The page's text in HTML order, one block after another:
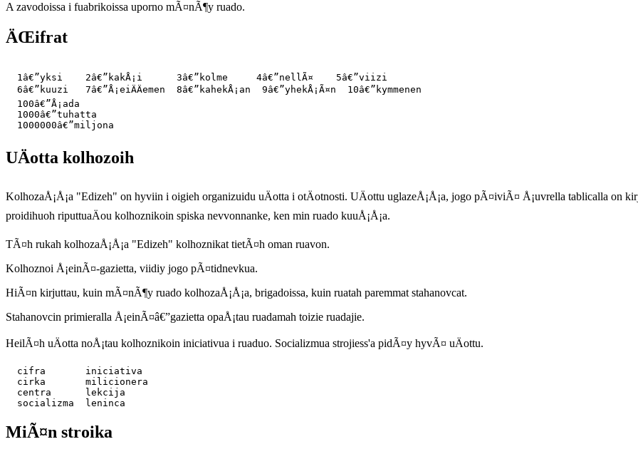
A zavodoissa i fuabrikoissa uporno mÃ¤nÃ¶y ruado.
ÄŒifrat
  1â€”yksi    2â€”kakÅ¡i      3â€”kolme     4â€”nellÃ¤    5â€”viizi
  6â€”kuuzi   7â€”Å¡eiÄÄemen  8â€”kahekÅ¡an  9â€”yhekÅ¡Ã¤n  10â€”kymmenen
  100â€”Å¡ada
  1000â€”tuhatta
UÄotta kolhozoih
KolhozaÅ¡Å¡a "Edizeh" on hyviin i oigieh organizuidu uÄotta i otÄotnosti. UÄottu uglazeÅ¡Å¡a, jogo pÃ¤iviÃ¤ Å¡uvrella tablicalla on
proidihuoh riputtuaÄou kolhoznikoin spiska nevvonnanke, ken min ruado kuuÅ¡Å¡a.
TÃ¤h rukah kolhozaÅ¡Å¡a "Edizeh" kolhoznikat tietÃ¤h oman ruavon.
Kolhoznoi Å¡einÃ¤-gazietta, viidiy jogo pÃ¤tidnevkua.
HiÃ¤n kirjuttau, kuin mÃ¤nÃ¶y ruado kolhozaÅ¡Å¡a, brigadoissa, kuin ruatah paremmat stahanovcat.
Stahanovcin primieralla Å¡einÃ¤â€”gazietta opaÅ¡tau ruadamah toizie ruadajie.
HeilÃ¤h uÄotta noÅ¡tau kolhoznikoin iniciativua i ruaduo. Socializmua strojiess'a pidÃ¤y hyvÃ¤ uÄottu.
  cifra       iniciativa
  cirka       milicionera
  centra      lekcija
MiÃ¤n stroika